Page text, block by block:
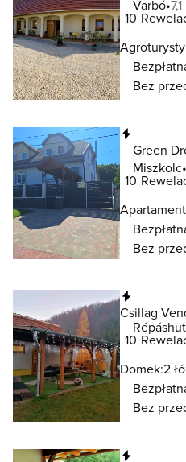
Varbó
10
Bez
Green
Miszkolc
10
Bez
Csillag
10
Domek:2
Bez